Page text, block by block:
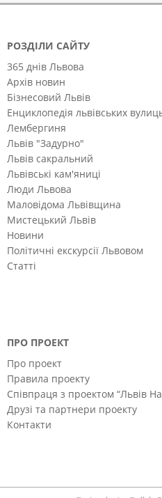
РОЗДІЛИ САЙТУ
365 днів Львова
Архів новин
Бізнесовий Львів
Енциклопедія львівських
Лембергиня
Львів "Задурно"
Львів сакральний
Львівські кам'яниці
Люди Львова
Маловідома Львівщина
Мистецький Львів
Новини
Політичні екскурсії Львовом
Статті
ПРО ПРОЕКТ
Про проект
Правила проекту
Співпраця з проектом “Львів
Друзі та партнери проекту
Контакти